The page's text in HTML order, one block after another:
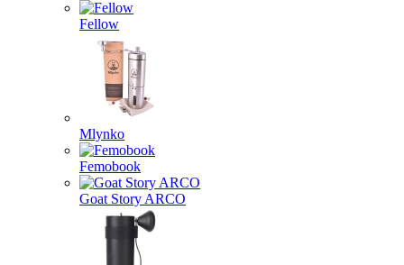
Fellow
Mlynko
Femobook
Goat Story ARCO